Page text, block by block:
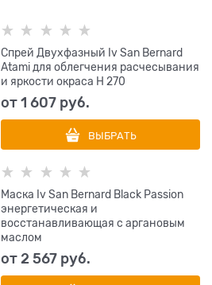
Спрей Двухфазный Iv San Bernard
Atami для облегчения расчесывания
и яркости окраса Н 270
от1 607 руб.
ВЫБРАТЬ
Маска Iv San Bernard Black Passion
энергетическая и
восстанавливающая с аргановым
маслом
от2 567 руб.